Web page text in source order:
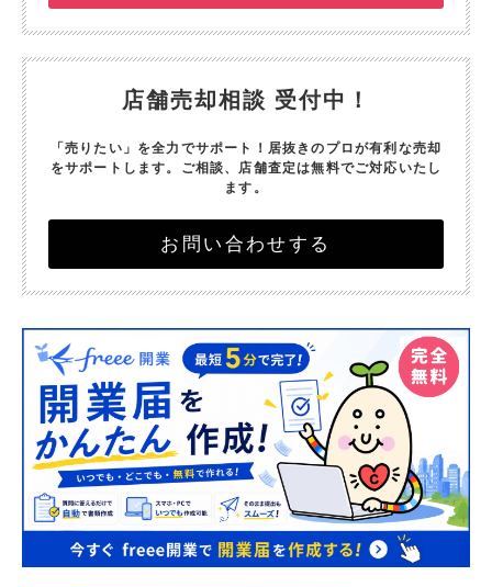
店舗売却相談 受付中！
「売りたい」を全力でサポート！ 居抜きのプロが有利な売却
をサポートします。 ご相談、店舗査定は無料でご対応いたし
ます。
お問い合わせする